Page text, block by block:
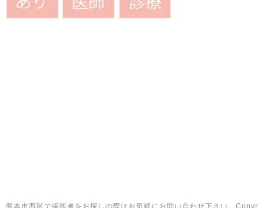
熊本市西区で歯医者をお探しの際はお気軽にお問い合わせ下さい。Copyr